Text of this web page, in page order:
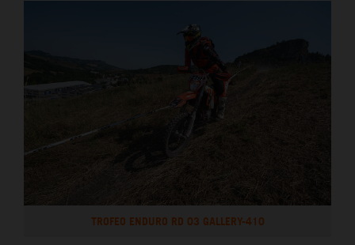
TROFEO ENDURO RD 03 GALLERY-410